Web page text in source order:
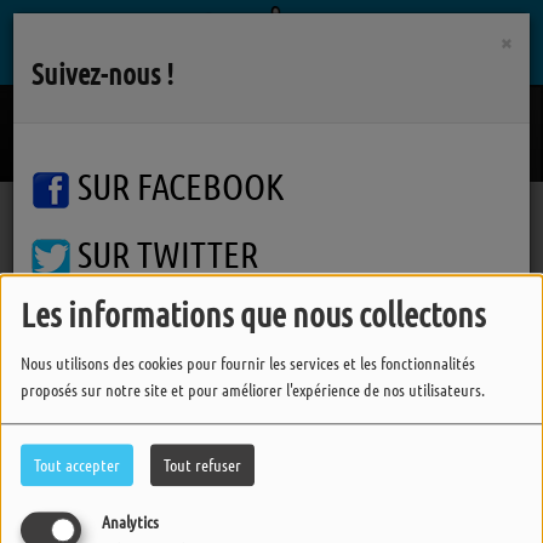
Les informations que nous collectons
Nous utilisons des cookies pour fournir les services et les fonctionnalités
proposés sur notre site et pour améliorer l'expérience de nos utilisateurs.
Tout accepter Tout refuser
Analytics
Podcasts Accords D'accordéons
Accords d'Accordéons
×
Suivez-nous !
SUR FACEBOOK
SUR TWITTER
SUR INSTAGRAM